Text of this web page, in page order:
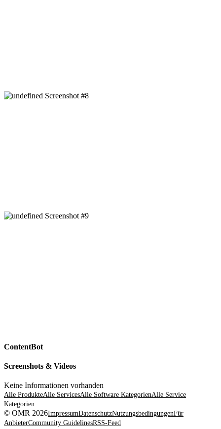
ContentBot
Screenshots & Videos
Keine Informationen vorhanden
Alle ProdukteAlle ServicesAlle Software KategorienAlle Service
Kategorien
© OMR 2026ImpressumDatenschutzNutzungsbedingungenFür
AnbieterCommunity GuidelinesRSS-Feed